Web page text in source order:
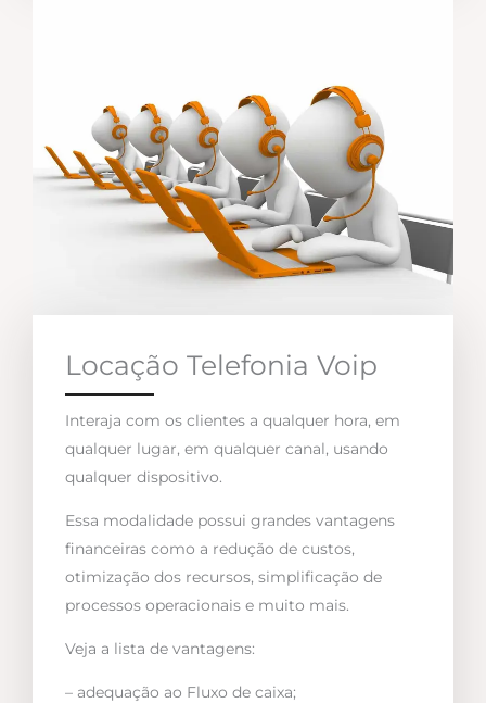
Locação Telefonia Voip
Interaja com os clientes a qualquer hora, em
qualquer lugar, em qualquer canal, usando
qualquer dispositivo.
Essa modalidade possui grandes vantagens
financeiras como a redução de custos,
otimização dos recursos, simplificação de
processos operacionais e muito mais.
Veja a lista de vantagens:
– adequação ao Fluxo de caixa;